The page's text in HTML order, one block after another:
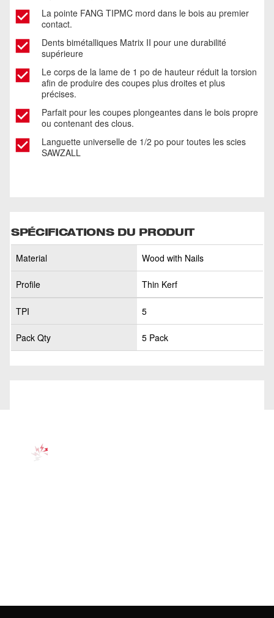
La pointe FANG TIPMC mord dans le bois au premier
contact.
Dents bimétalliques Matrix II pour une durabilité
supérieure
Le corps de la lame de 1 po de hauteur réduit la torsion
afin de produire des coupes plus droites et plus
précises.
Parfait pour les coupes plongeantes dans le bois propre
ou contenant des clous.
Languette universelle de 1/2 po pour toutes les scies
SAWZALL
SPÉCIFICATIONS DU PRODUIT
Material Wood with Nails
Profile Thin Kerf
TPI 5
Pack Qty 5 Pack